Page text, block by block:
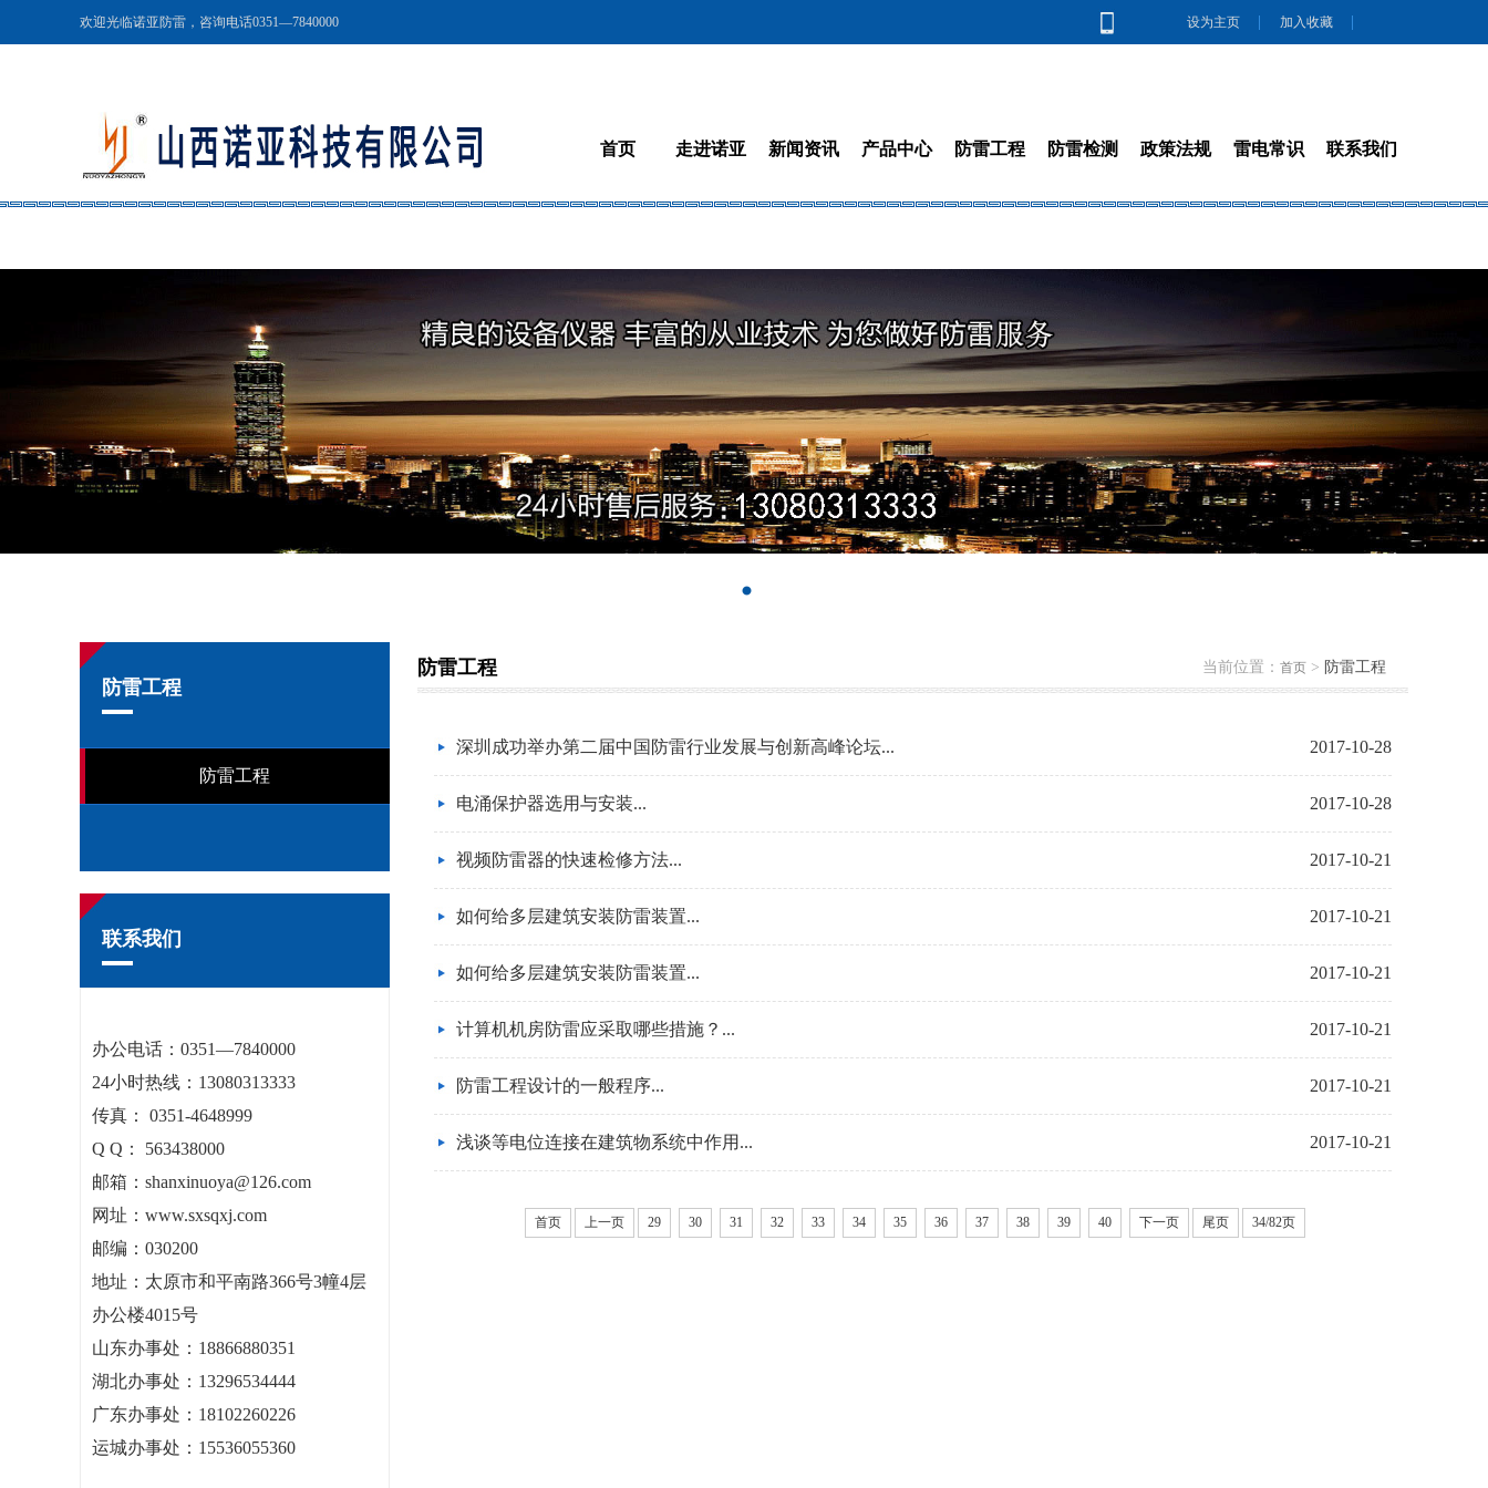
欢迎光临诺亚防雷，咨询电话0351—7840000 设为主页 加入收藏
首页 走进诺亚 新闻资讯 产品中心 防雷工程 防雷检测 政策法规 雷电常识 联系我们
防雷工程
防雷工程
联系我们
办公电话： 0351—7840000
24小时热线：13080313333
传真： 0351-4648999
Q Q： 563438000
邮箱：shanxinuoya@126.com
网址：www.sxsqxj.com
邮编：030200
地址： 太原市和平南路366号3幢4层
办公楼4015号
山东办事处：18866880351
湖北办事处：13296534444
广东办事处：18102260226
运城办事处：15536055360
防雷工程 当前位置： 首页 > 防雷工程
深圳成功举办第二届中国防雷行业发展与创新高峰论坛... 2017-10-28
电涌保护器选用与安装... 2017-10-28
视频防雷器的快速检修方法... 2017-10-21
如何给多层建筑安装防雷装置... 2017-10-21
如何给多层建筑安装防雷装置... 2017-10-21
计算机机房防雷应采取哪些措施？... 2017-10-21
防雷工程设计的一般程序... 2017-10-21
浅谈等电位连接在建筑物系统中作用... 2017-10-21
首页 上一页 29 30 31 32 33 34 35 36 37 38 39 40 下一页 尾页 34/82页